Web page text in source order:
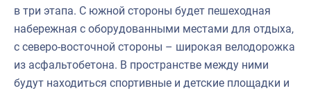
в три этапа. С южной стороны будет пешеходная
набережная с оборудованными местами для отдыха,
с северо-восточной стороны – широкая велодорожка
из асфальтобетона. В пространстве между ними
будут находиться спортивные и детские площадки и